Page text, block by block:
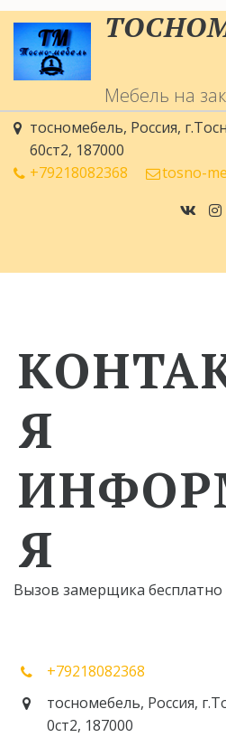
Мебель на
тосномебель, Россия,
60ст2, 187000
+79218082368
tosno-
Я
Я
Вызов замерщика бесплатно
+79218082368
тосномебель, Россия,
0ст2, 187000